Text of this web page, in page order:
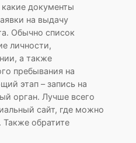
документы
на выдачу
Обычно список
личности,
а также
пребывания на
этап – запись на
орган. Лучше всего
сайт, где можно
Также обратите